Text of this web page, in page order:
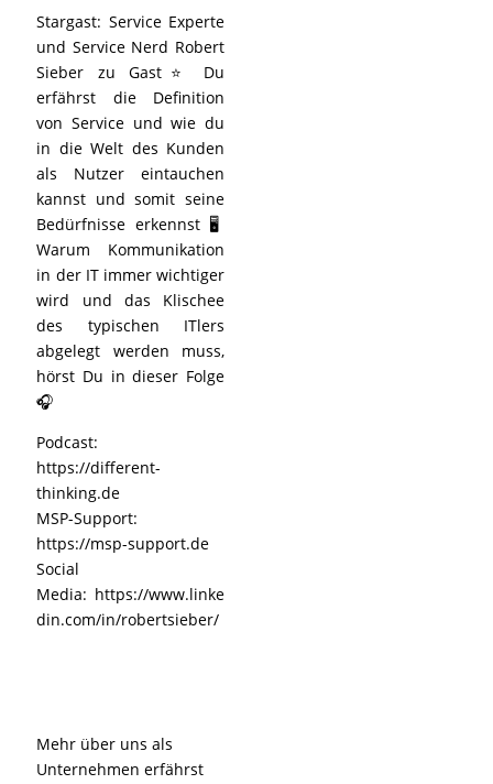
Stargast: Service Experte
und Service Nerd Robert
Sieber zu Gast⭐ Du
erfährst die Definition
von Service und wie du
in die Welt des Kunden
als Nutzer eintauchen
kannst und somit seine
Bedürfnisse erkennst 🖥️
Warum Kommunikation
in der IT immer wichtiger
wird und das Klischee
des typischen ITlers
abgelegt werden muss,
hörst Du in dieser Folge
🎧
Podcast:
https://different-
thinking.de
MSP-Support:
https://msp-support.de
Social
Media: https://www.linke
din.com/in/robertsieber/
Mehr über uns als
Unternehmen erfährst